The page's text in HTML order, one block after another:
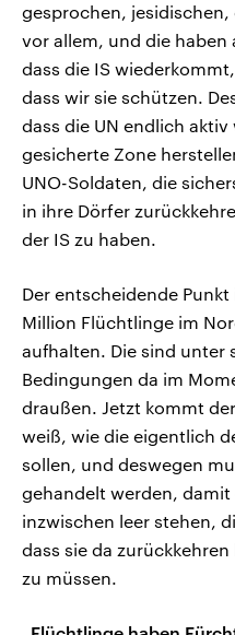
gesprochen,
vor allem, und die haben
dass die IS
dass wir sie schützen.
dass die UN endlich
gesicherte Zone
UNO-Soldaten, die
in ihre Dörfer
der IS zu haben.
Der entscheidende
Million Flüchtlinge im
aufhalten. Die sind unter
Bedingungen da im
draußen. Jetzt kommt
weiß, wie die eigentlich
sollen, und deswegen
gehandelt werden, damit
inzwischen leer stehen,
dass sie da
zu müssen.